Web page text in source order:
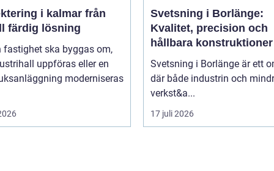
i kalmar från
färdig lösning
fastighet ska byggas om,
uppföras eller en
moderniseras
Svetsning i Borlänge:
Kvalitet, precision och
hållbara konstruktioner
Svetsning i Borlänge är ett
där både industrin och
verkst&a...
17 juli 2026